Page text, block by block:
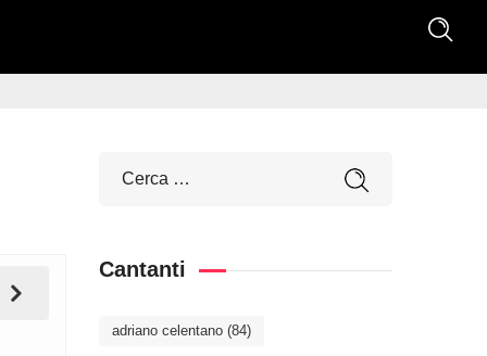
Cantanti
adriano celentano (84)